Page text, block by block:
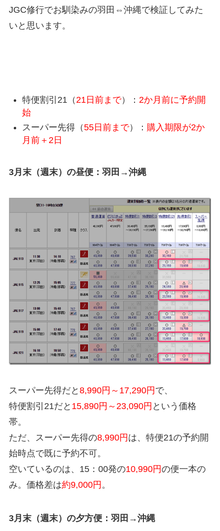
JGC修行でお馴染みの羽田⇔沖縄で検証してみた
いと思います。
特便割引21（ 21日前まで）： 2か月前に予約開
始
スーパー先得（55日前まで）： 購入期限が2か
月前＋2日
3月末（週末）の昼便：羽田→沖縄
スーパー先得だと 8,990円～17,290円 で、
特便割引21だと 15,890円～23,090円 という価格
帯。
ただ、スーパー先得の8,990円 は、特便21の予約開
始時点で既に予約不可。
空いているのは、15：00発の10,990円の便一本の
み。価格差は約9,000円 。
3月末（週末）の夕方便：羽田→沖縄